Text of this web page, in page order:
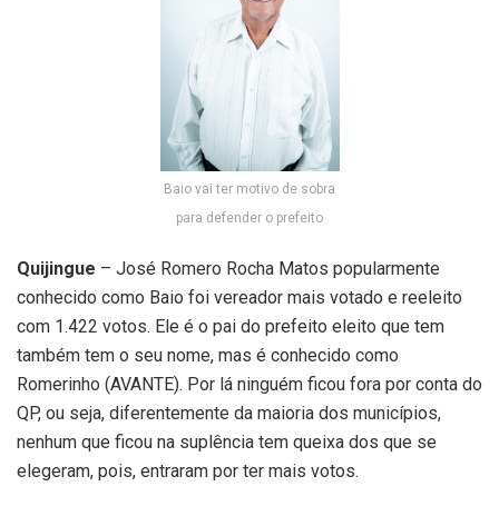
Baio vai ter motivo de sobra
para defender o prefeito
Quijingue – José Romero Rocha Matos popularmente
conhecido como Baio foi vereador mais votado e reeleito
com 1.422 votos. Ele é o pai do prefeito eleito que tem
também tem o seu nome, mas é conhecido como
Romerinho (AVANTE). Por lá ninguém ficou fora por conta do
QP, ou seja, diferentemente da maioria dos municípios,
nenhum que ficou na suplência tem queixa dos que se
elegeram, pois, entraram por ter mais votos.